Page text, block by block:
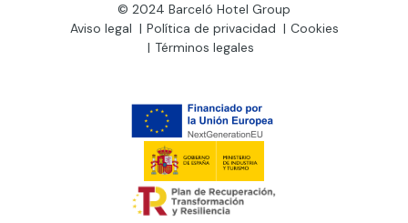
© 2024 Barceló Hotel Group
Aviso legal
Política de privacidad
Cookies
Términos legales